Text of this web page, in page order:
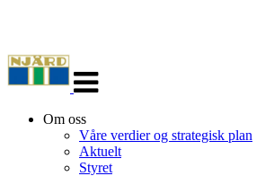
navigasjon
Om oss
Våre verdier og strategisk plan
Aktuelt
Styret